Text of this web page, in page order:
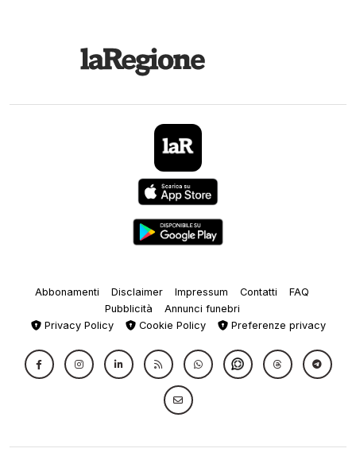
Abbonamenti Disclaimer Impressum Contatti
FAQ
Pubblicità
Annunci funebri
Privacy Policy
Cookie Policy Preferenze privacy